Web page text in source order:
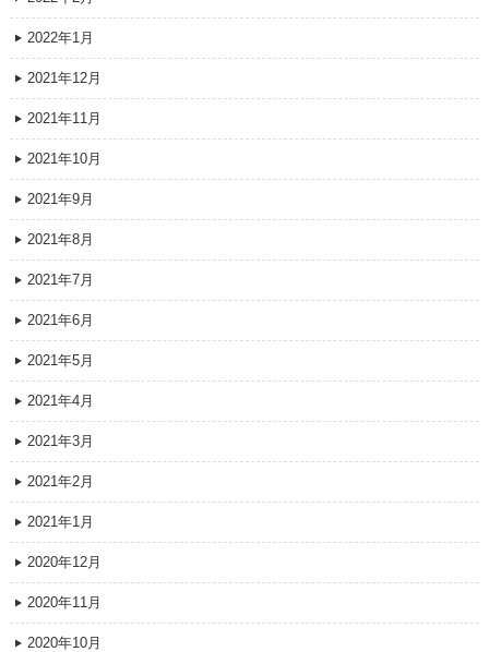
2022年1月
2021年12月
2021年11月
2021年10月
2021年9月
2021年8月
2021年7月
2021年6月
2021年5月
2021年4月
2021年3月
2021年2月
2021年1月
2020年12月
2020年11月
2020年10月